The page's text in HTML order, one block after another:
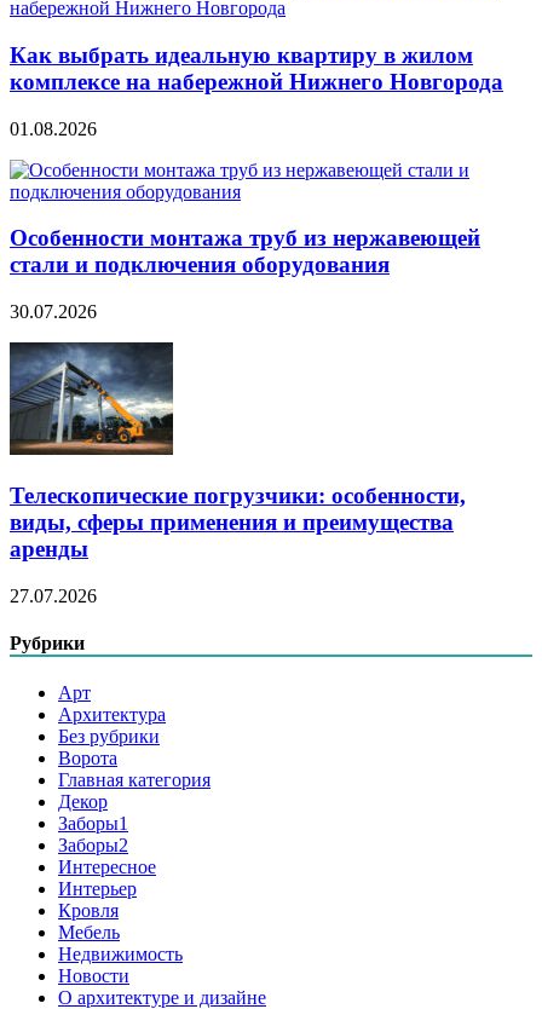
Как выбрать идеальную квартиру в жилом
комплексе на набережной Нижнего Новгорода
01.08.2026
Особенности монтажа труб из нержавеющей
стали и подключения оборудования
30.07.2026
Телескопические погрузчики: особенности,
виды, сферы применения и преимущества
аренды
27.07.2026
Рубрики
Арт
Архитектура
Без рубрики
Ворота
Главная категория
Декор
Заборы1
Заборы2
Интересное
Интерьер
Кровля
Мебель
Недвижимость
Новости
О архитектуре и дизайне